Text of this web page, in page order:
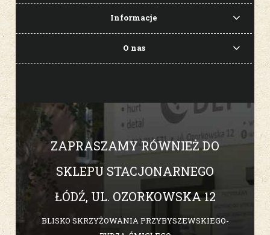
Informacje
O nas
ZAPRASZAMY RÓWNIEŻ DO
SKLEPU STACJONARNEGO
ŁÓDŹ, UL. OZORKOWSKA 12
BLISKO SKRZYŻOWANIA PRZYBYSZEWSKIEGO-